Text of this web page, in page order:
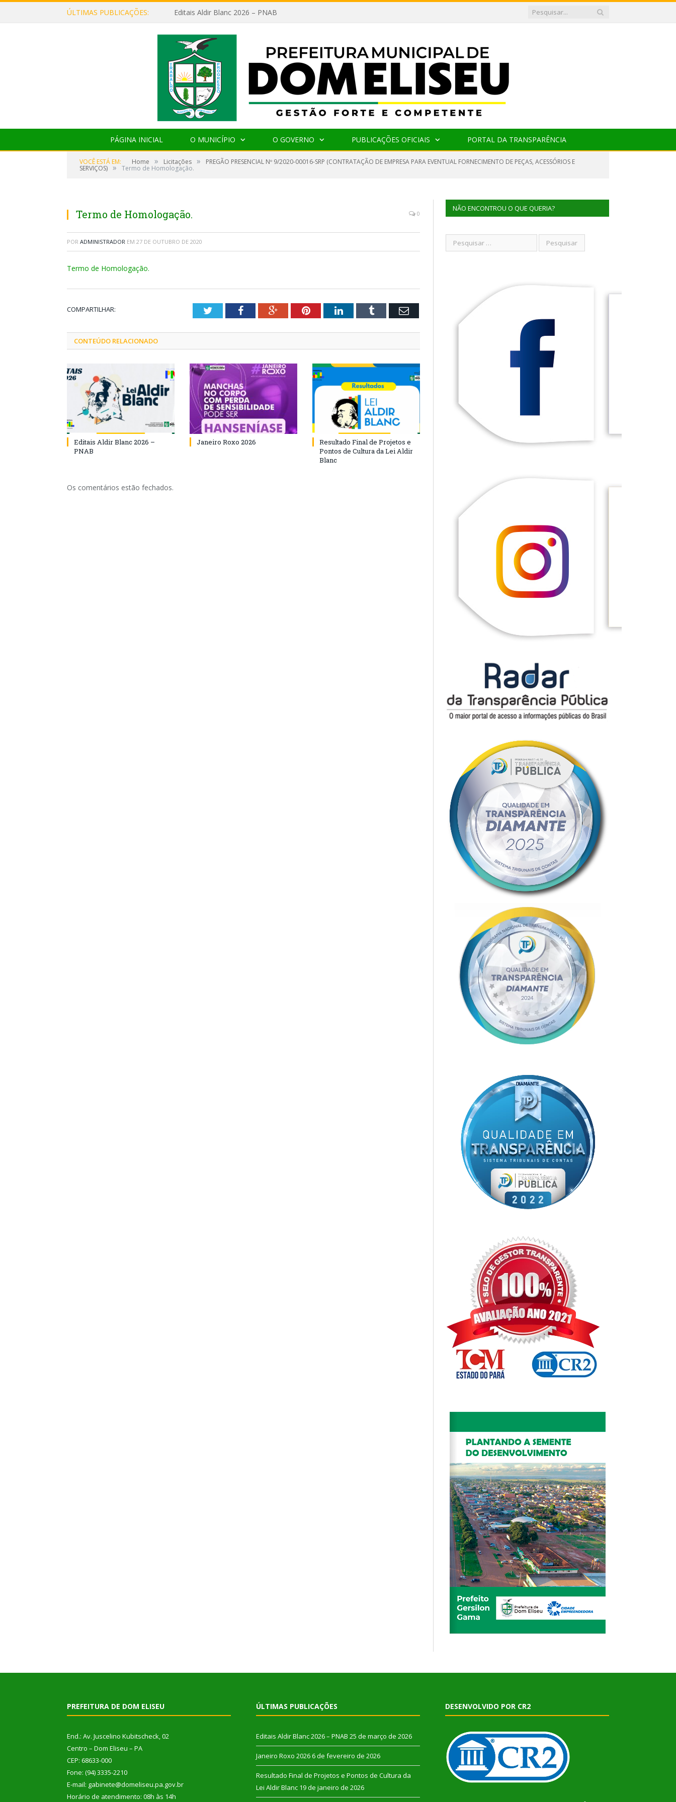
ÚLTIMAS PUBLICAÇÕES: Editais Aldir Blanc 2026 – PNAB
PÁGINA INICIAL O MUNICÍPIO O GOVERNO PUBLICAÇÕES OFICIAIS PORTAL DA TRANSPARÊNCIA
VOCÊ ESTÁ EM: Home » Licitações » PREGÃO PRESENCIAL Nº 9/2020-00016-SRP (CONTRATAÇÃO DE EMPRESA PARA EVENTUAL FORNECIMENTO DE PEÇAS, ACESSÓRIOS E
SERVIÇOS) » Termo de Homologação.
Termo de Homologação. 0
POR ADMINISTRADOR EM 27 DE OUTUBRO DE 2020
Termo de Homologação.
COMPARTILHAR: TwitterFacebookGoogle+PinterestLinkedInTumblr Email
CONTEÚDO RELACIONADO
Editais Aldir Blanc 2026 –
PNAB
Janeiro Roxo 2026
Resultado Final de Projetos e
Pontos de Cultura da Lei Aldir
Blanc
Os comentários estão fechados.
NÃO ENCONTROU O QUE QUERIA?
PREFEITURA DE DOM ELISEU
End.: Av. Juscelino Kubitscheck, 02
Centro – Dom Eliseu – PA
CEP: 68633-000
Fone: (94) 3335-2210
E-mail: gabinete@domeliseu.pa.gov.br
Horário de atendimento: 08h às 14h
ÚLTIMAS PUBLICAÇÕES
Editais Aldir Blanc 2026 – PNAB 25 de março de 2026
Janeiro Roxo 2026 6 de fevereiro de 2026
Resultado Final de Projetos e Pontos de Cultura da
Lei Aldir Blanc 19 de janeiro de 2026
DESENVOLVIDO POR CR2